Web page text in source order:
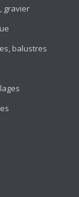
gravier
balustres